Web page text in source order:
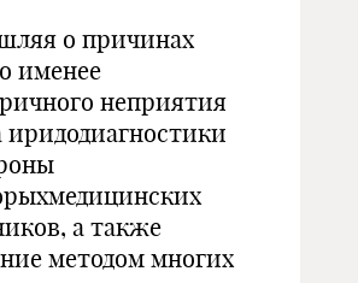
о причинах
именее
неприятия
иридодиагностики
а также
методом многих